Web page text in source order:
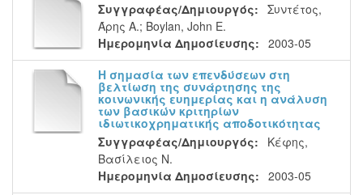
Συγγραφέας/Δημιουργός: Συντέτος,
Άρης Α.; Boylan, John E.
Ημερομηνία Δημοσίευσης: 2003-05
Η σημασία των επενδύσεων στη
βελτίωση της συνάρτησης της
κοινωνικής ευημερίας και η ανάλυση
των βασικών κριτηρίων
ιδιωτικοχρηματικής αποδοτικότητας
Συγγραφέας/Δημιουργός:
Κέφης,
Βασίλειος Ν.
Ημερομηνία Δημοσίευσης: 2003-05